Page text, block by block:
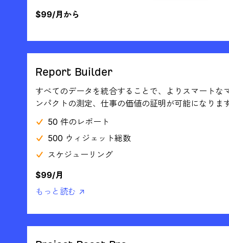
$99/月から
Report Builder
すべてのデータを統合することで、よりスマート
ンパクトの測定、仕事の価値の証明が可能になりま
50 件のレポート
500 ウィジェット総数
スケジューリング
$99/月
もっと読む ↗